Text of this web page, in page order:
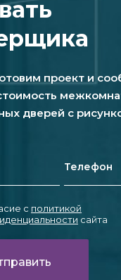
проект и
дверей с
с политикой
сайта